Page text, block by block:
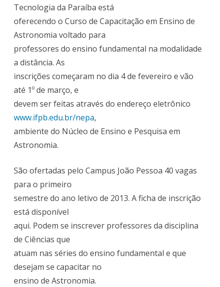
Tecnologia da Paraíba está
oferecendo o Curso de Capacitação em Ensino de
Astronomia voltado para
professores do ensino fundamental na modalidade
a distância. As
inscrições começaram no dia 4 de fevereiro e vão
até 1º de março, e
devem ser feitas através do endereço eletrônico
www.ifpb.edu.br/nepa,
ambiente do Núcleo de Ensino e Pesquisa em
Astronomia.
São ofertadas pelo Campus João Pessoa 40 vagas
para o primeiro
semestre do ano letivo de 2013. A ficha de inscrição
está disponível
aqui. Podem se inscrever professores da disciplina
de Ciências que
atuam nas séries do ensino fundamental e que
desejam se capacitar no
ensino de Astronomia.